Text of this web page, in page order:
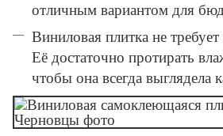
отличным вариантом для
Виниловая плитка не
Её достаточно протирать
чтобы она всегда выглядела